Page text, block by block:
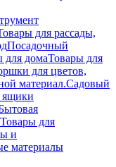
для рассады,
Посадочный
для домаТовары для
для цветов,
материал.Садовый
ящики
Товары для
и
материалы